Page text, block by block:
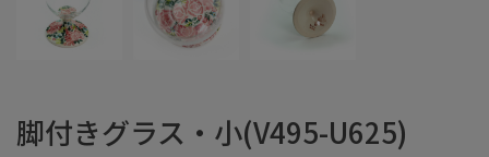
脚付きグラス・小(V495-U625)